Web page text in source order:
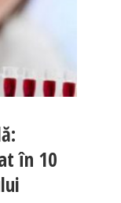
în 10